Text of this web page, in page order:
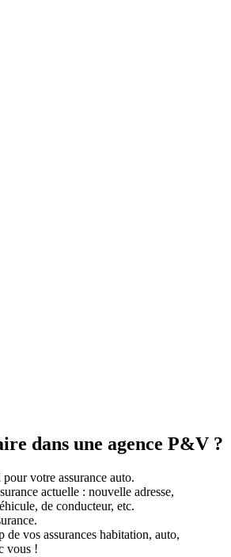
dans une agence P&V ?
votre assurance auto.
actuelle : nouvelle adresse,
de conducteur, etc.
de vos assurances habitation, auto,
vous !